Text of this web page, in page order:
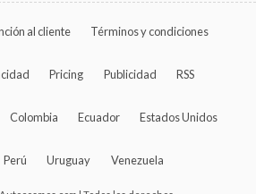
al cliente Términos y condiciones
Pricing Publicidad RSS
Colombia Ecuador Estados Unidos
Perú Uruguay Venezuela